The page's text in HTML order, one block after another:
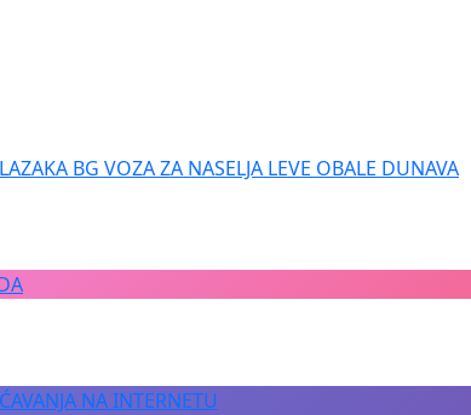
BG VOZA ZA NASELJA LEVE OBALE DUNAVA
NA INTERNETU